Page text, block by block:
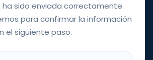
ha sido enviada correctamente.
para confirmar la información
el siguiente paso.